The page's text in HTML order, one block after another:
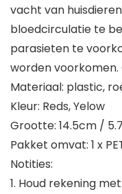
vacht van
bloedcirculatie te
parasieten te
worden voorkomen.
Materiaal: plastic,
Kleur: Reds, Yelow
Grootte: 14.5cm /
Pakket omvat: 1 x
Notities:
1. Houd rekening